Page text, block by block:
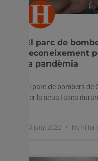
El parc de
reconeixement
la pandèmia
El parc de bombers
per la seua tasca
23 juny, 2022 No hi ha